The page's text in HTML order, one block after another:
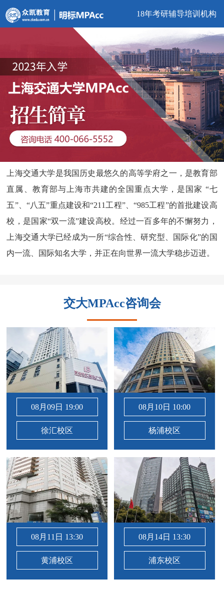
18年考研辅导培训机构
上海交通大学是我国历史最悠久的高等学府之一，是教育部
直属、教育部与上海市共建的全国重点大学，是国家 “七
五”、“八五”重点建设和“211工程”、“985工程”的首批建设高
校，是国家“双一流”建设高校。经过一百多年的不懈努力，
上海交通大学已经成为一所“综合性、研究型、国际化”的国
内一流、国际知名大学，并正在向世界一流大学稳步迈进。
交大MPAcc咨询会
08月09日 19:00
徐汇校区
08月10日 10:00
杨浦校区
08月11日 13:30
黄浦校区
08月14日 13:30
浦东校区